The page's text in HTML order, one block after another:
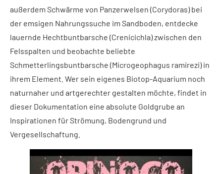
außerdem Schwärme von Panzerwelsen (Corydoras) bei
der emsigen Nahrungssuche im Sandboden, entdecke
lauernde Hechtbuntbarsche (Crenicichla) zwischen den
Felsspalten und beobachte beliebte
Schmetterlingsbuntbarsche (Microgeophagus ramirezi) in
ihrem Element. Wer sein eigenes Biotop-Aquarium noch
naturnaher und artgerechter gestalten möchte, findet in
dieser Dokumentation eine absolute Goldgrube an
Inspirationen für Strömung, Bodengrund und
Vergesellschaftung.